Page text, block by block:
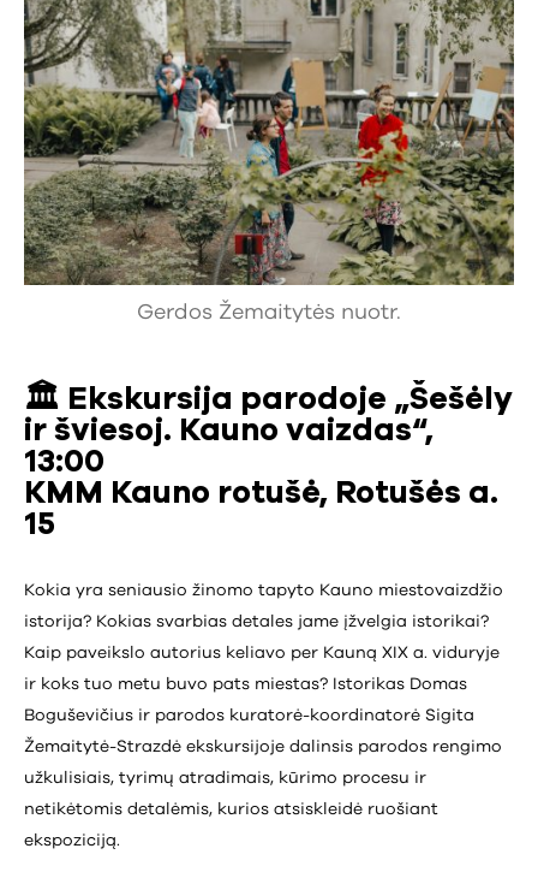
Gerdos Žemaitytės nuotr.
🏛️ Ekskursija parodoje „Šešėly
ir šviesoj. Kauno vaizdas“,
13:00
KMM Kauno rotušė, Rotušės a.
15
Kokia yra seniausio žinomo tapyto Kauno miestovaizdžio
istorija? Kokias svarbias detales jame įžvelgia istorikai?
Kaip paveikslo autorius keliavo per Kauną XIX a. viduryje
ir koks tuo metu buvo pats miestas? Istorikas Domas
Boguševičius ir parodos kuratorė-koordinatorė Sigita
Žemaitytė-Strazdė ekskursijoje dalinsis parodos rengimo
užkulisiais, tyrimų atradimais, kūrimo procesu ir
netikėtomis detalėmis, kurios atsiskleidė ruošiant
ekspoziciją.